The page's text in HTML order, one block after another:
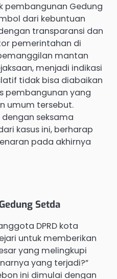
pembangunan Gedung
dari kebuntuan
transparansi dan
pemerintahan di
mantan
menjadi indikasi
tidak bisa diabaikan
pembangunan yang
umum tersebut.
seksama
kasus ini, berharap
pada akhirnya
Setda
DPRD kota
untuk memberikan
yang melingkupi
yang terjadi?”
ini dimulai dengan